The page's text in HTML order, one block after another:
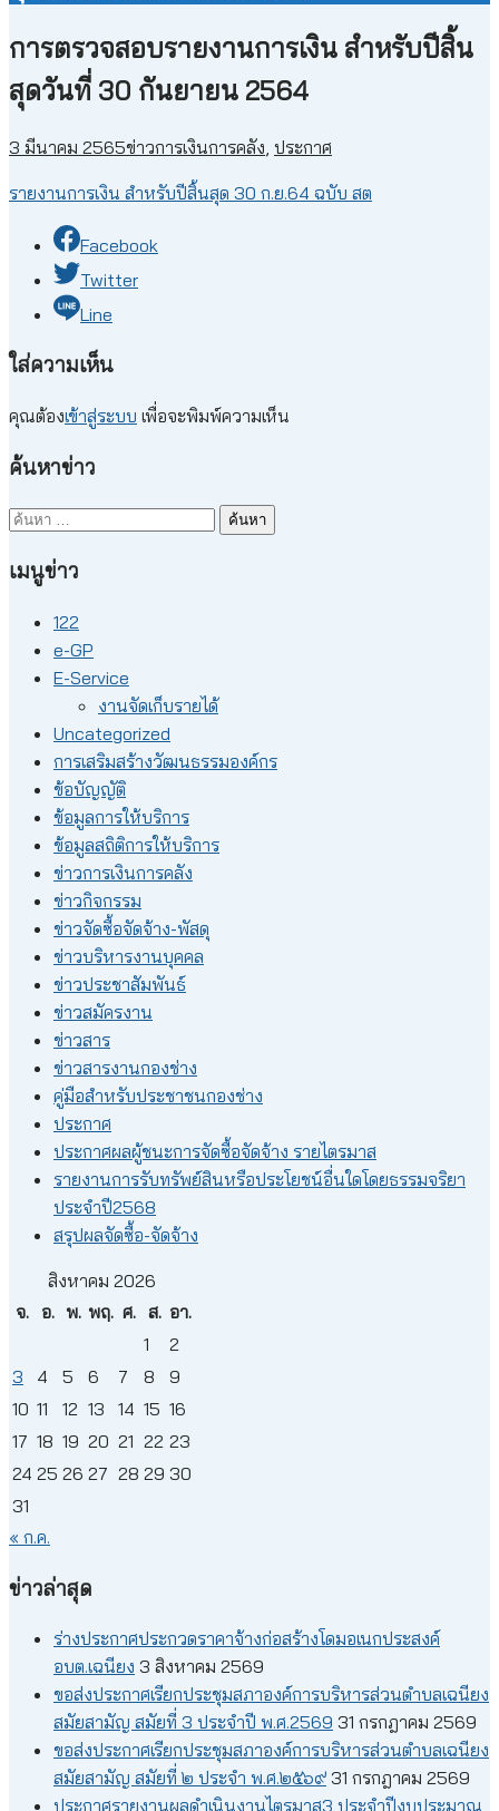
การตรวจสอบรายงานการเงิน สำหรับปีสิ้น
สุดวันที่ 30 กันยายน 2564
3 มีนาคม 2565ข่าวการเงินการคลัง ประกาศ
รายงานการเงิน สำหรับปีสิ้นสุด 30 ก.ย.64 ฉบับ สต
Facebook
Twitter
Line
ใส่ความเห็น
คุณต้องเข้าสู่ระบบ เพื่อจะพิมพ์ความเห็น
ค้นหาข่าว
ค้นหา
เมนูข่าว
122
e-GP
E-Service
งานจัดเก็บรายได้
Uncategorized
การเสริมสร้างวัฒนธรรมองค์กร
ข้อบัญญัติ
ข้อมูลการให้บริการ
ข้อมูลสถิติการให้บริการ
ข่าวการเงินการคลัง
ข่าวกิจกรรม
ข่าวจัดซื้อจัดจ้าง-พัสดุ
ข่าวบริหารงานบุคคล
ข่าวประชาสัมพันธ์
ข่าวสมัครงาน
ข่าวสาร
ข่าวสารงานกองช่าง
คู่มือสำหรับประชาชนกองช่าง
ประกาศ
ประกาศผลผู้ชนะการจัดซื้อจัดจ้าง รายไตรมาส
รายงานการรับทรัพย์สินหรือประโยชน์อื่นใดโดยธรรมจริยา
ประจำปี2568
สรุปผลจัดซื้อ-จัดจ้าง
สิงหาคม 2026
จ. อ. พ. พฤ. ศ. ส. อา.
1
2
3
4 5 6 7 8
9
10 11 12 13 14 15 16
17 18 19 20 21 22 23
24 25 26 27 28 29 30
31
« ก.ค.
ข่าวล่าสุด
ร่างประกาศประกวดราคาจ้างก่อสร้างโดมอเนกประสงค์
อบต.เฉนียง 3 สิงหาคม 2569
ขอส่งประกาศเรียกประชุมสภาองค์การบริหารส่วนตำบลเฉนียง
สมัยสามัญ สมัยที่ 3 ประจำปี พ.ศ.2569 31 กรกฎาคม 2569
ขอส่งประกาศเรียกประชุมสภาองค์การบริหารส่วนตำบลเฉนียง
สมัยสามัญ สมัยที่ ๒ ประจำ พ.ศ.๒๕๖๙ 31 กรกฎาคม 2569
ประกาศรายงานผลดำเนินงานไตรมาส3 ประจำปีงบประมาณ